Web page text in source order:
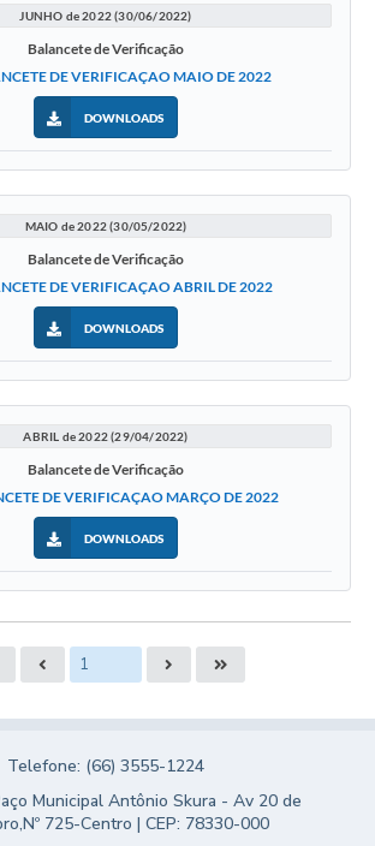
JUNHO de 2022 (30/06/2022)
Balancete de Verificação
DE VERIFICAÇAO MAIO DE 2022
DOWNLOADS
MAIO de 2022 (30/05/2022)
Balancete de Verificação
DE VERIFICAÇAO ABRIL DE 2022
DOWNLOADS
ABRIL de 2022 (29/04/2022)
Balancete de Verificação
DE VERIFICAÇAO MARÇO DE 2022
DOWNLOADS
Telefone: (66) 3555-1224
Municipal Antônio Skura - Av 20 de
725-Centro | CEP: 78330-000